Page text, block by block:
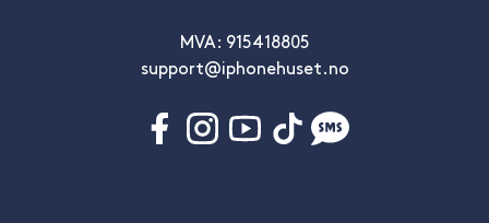
MVA: 915418805
support@iphonehuset.no